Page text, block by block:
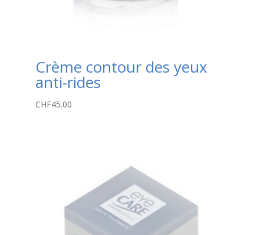
Crème contour des yeux
anti-rides
CHF45.00